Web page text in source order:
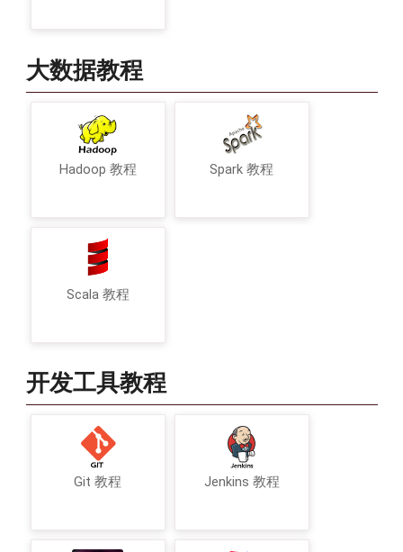
大数据教程
Hadoop 教程 Spark 教程
Scala 教程
开发工具教程
Git 教程 Jenkins 教程